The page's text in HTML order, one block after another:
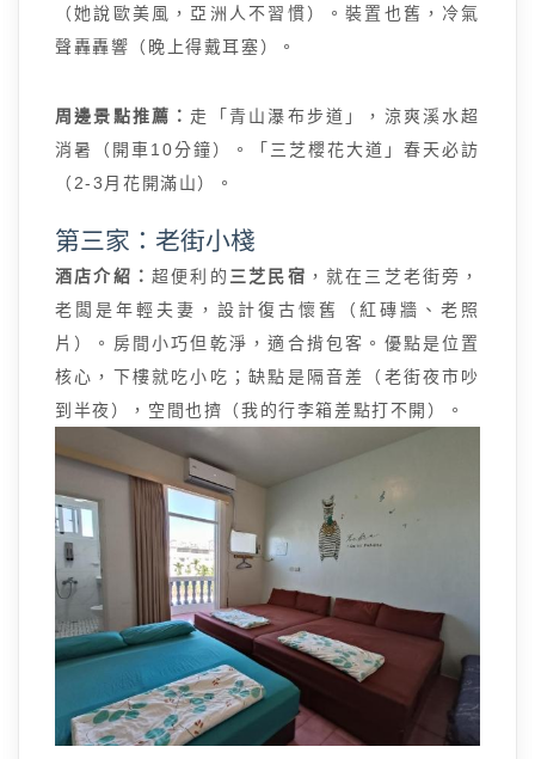
（她說歐美風，亞洲人不習慣）。裝置也舊，冷氣
聲轟轟響（晚上得戴耳塞）。
周邊景點推薦： 走「青山瀑布步道」，涼爽溪水超
消暑（開車10分鐘）。「三芝櫻花大道」春天必訪
（2-3月花開滿山）。
第三家：老街小棧
酒店介紹：超便利的 三芝民宿 ，就在三芝老街旁，
老闆是年輕夫妻，設計復古懷舊（紅磚牆、老照
片）。房間小巧但乾淨，適合揹包客。優點是位置
核心，下樓就吃小吃；缺點是隔音差（老街夜市吵
到半夜），空間也擠（我的行李箱差點打不開）。